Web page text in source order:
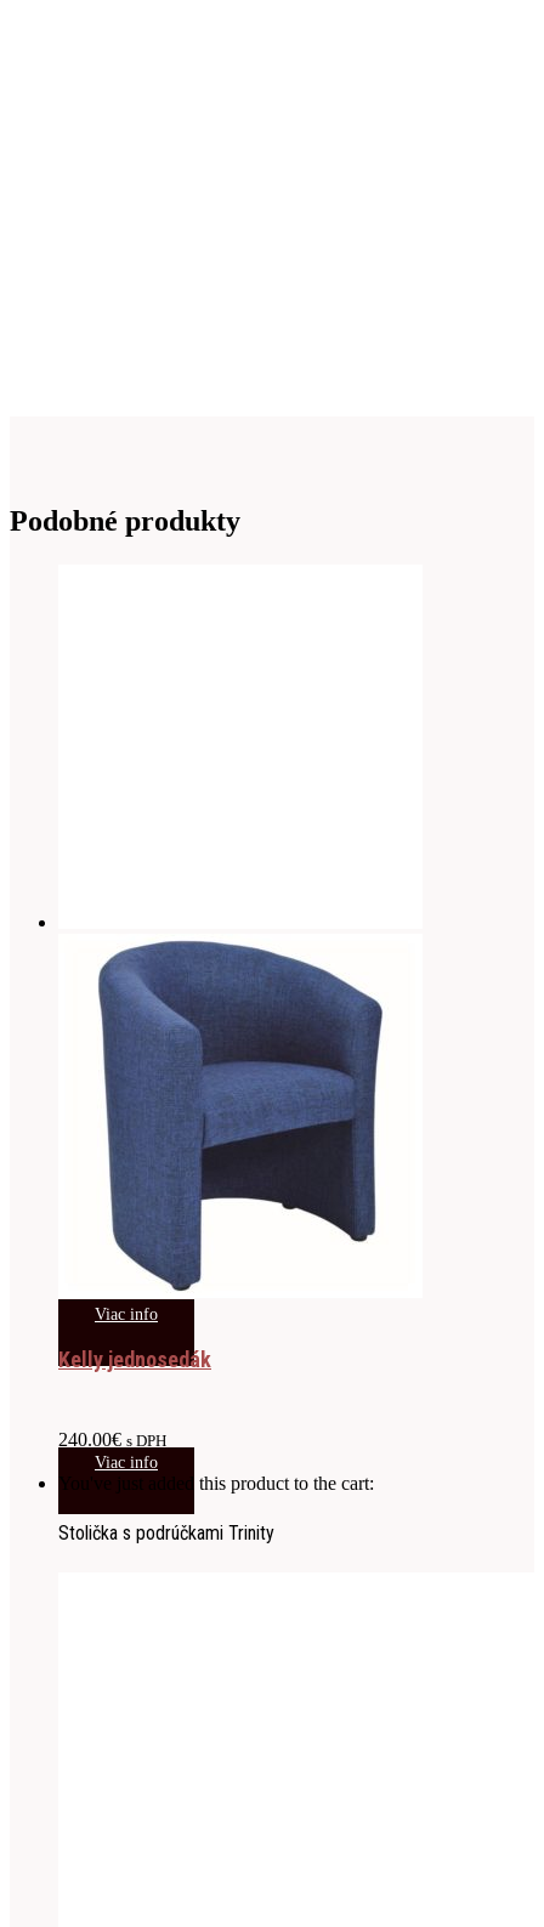
Podobné produkty
Viac info
Kelly jednosedák
240.00€ s DPH
Viac info
You've just added this product to the cart:
Stolička s podrúčkami Trinity